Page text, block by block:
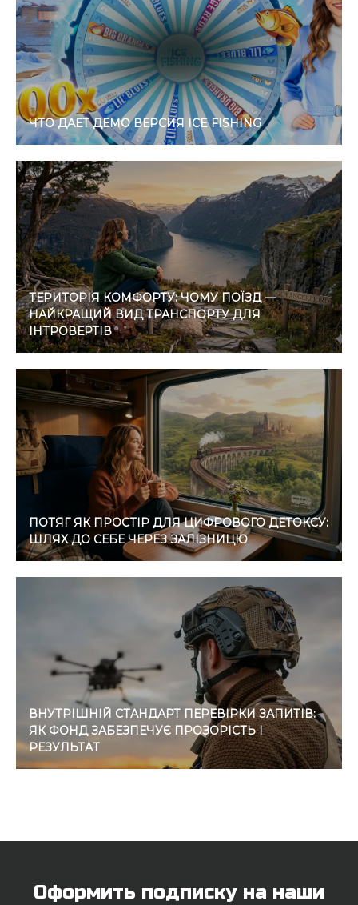
ЧТО ДАЕТ ДЕМО ВЕРСИЯ ICE FISHING
ТЕРИТОРІЯ КОМФОРТУ: ЧОМУ ПОЇЗД —
НАЙКРАЩИЙ ВИД ТРАНСПОРТУ ДЛЯ
ІНТРОВЕРТІВ
ПОТЯГ ЯК ПРОСТІР ДЛЯ ЦИФРОВОГО ДЕТОКСУ:
ШЛЯХ ДО СЕБЕ ЧЕРЕЗ ЗАЛІЗНИЦЮ
ВНУТРІШНІЙ СТАНДАРТ ПЕРЕВІРКИ ЗАПИТІВ:
ЯК ФОНД ЗАБЕЗПЕЧУЄ ПРОЗОРІСТЬ І
РЕЗУЛЬТАТ
Оформить подписку на наши